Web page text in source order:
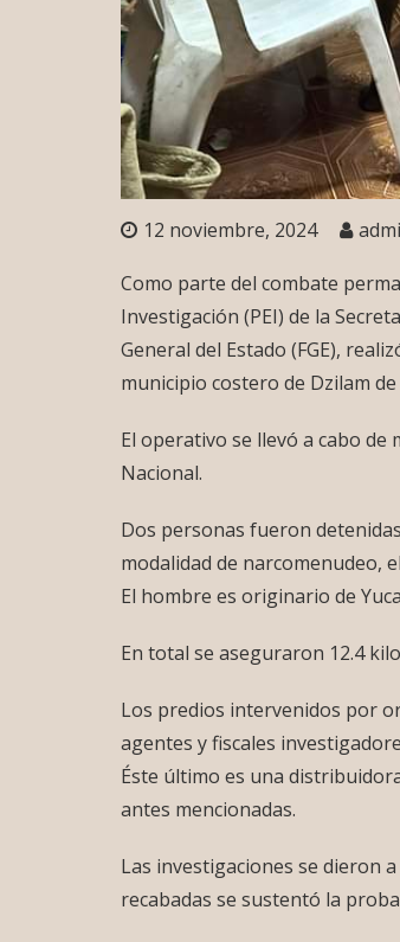
12 noviembre, 2024
Como parte del combate
Investigación (PEI) de la
General del Estado (FGE),
municipio costero de Dzilam
El operativo se llevó a cabo
Nacional.
Dos personas fueron
modalidad de narcomenudeo,
El hombre es originario de
En total se aseguraron 12.4
Los predios intervenidos por
agentes y fiscales
Éste último es una
antes mencionadas.
Las investigaciones se dieron
recabadas se sustentó la